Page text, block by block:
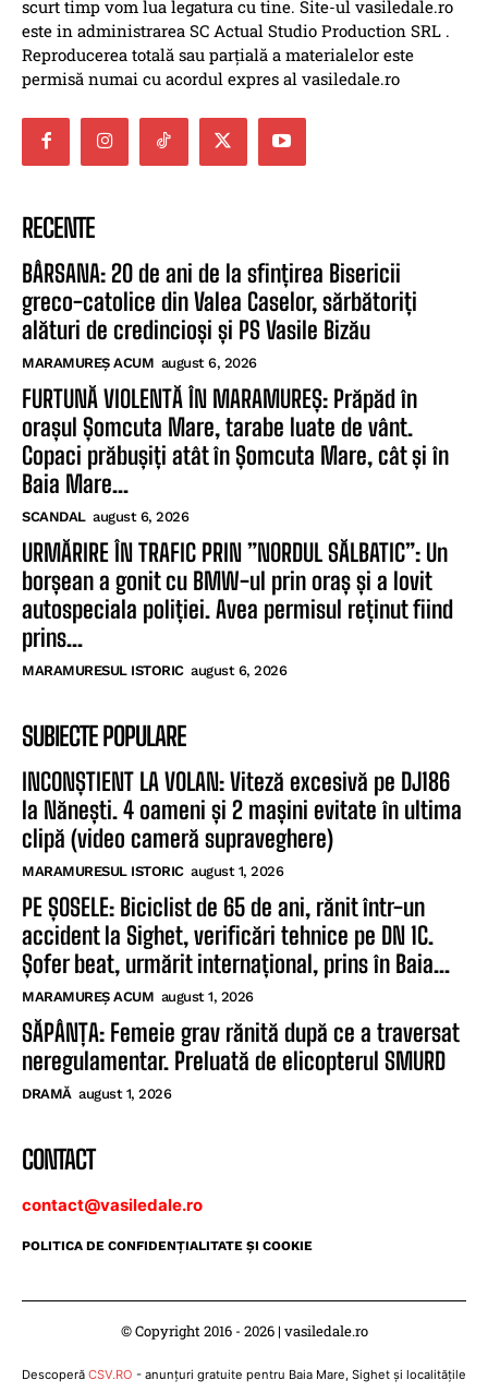
scurt timp vom lua legatura cu tine. Site-ul vasiledale.ro
este in administrarea SC Actual Studio Production SRL .
Reproducerea totală sau parțială a materialelor este
permisă numai cu acordul expres al vasiledale.ro
RECENTE
BÂRSANA: 20 de ani de la sfințirea Bisericii
greco-catolice din Valea Caselor, sărbătoriți
alături de credincioși și PS Vasile Bizău
MARAMUREȘ ACUM august 6, 2026
FURTUNĂ VIOLENTĂ ÎN MARAMUREȘ: Prăpăd în
orașul Șomcuta Mare, tarabe luate de vânt.
Copaci prăbușiți atât în Șomcuta Mare, cât și în
Baia Mare...
SCANDAL august 6, 2026
URMĂRIRE ÎN TRAFIC PRIN ”NORDUL SĂLBATIC”: Un
borșean a gonit cu BMW-ul prin oraș și a lovit
autospeciala poliției. Avea permisul reținut fiind
prins...
MARAMURESUL ISTORIC august 6, 2026
SUBIECTE POPULARE
INCONȘTIENT LA VOLAN: Viteză excesivă pe DJ186
la Nănești. 4 oameni și 2 mașini evitate în ultima
clipă (video cameră supraveghere)
MARAMURESUL ISTORIC august 1, 2026
PE ȘOSELE: Biciclist de 65 de ani, rănit într-un
accident la Sighet, verificări tehnice pe DN 1C.
Șofer beat, urmărit internațional, prins în Baia...
MARAMUREȘ ACUM august 1, 2026
SĂPÂNȚA: Femeie grav rănită după ce a traversat
neregulamentar. Preluată de elicopterul SMURD
DRAMĂ august 1, 2026
CONTACT
contact@vasiledale.ro
POLITICA DE CONFIDENŢIALITATE ŞI COOKIE
© Copyright 2016 - 2026 | vasiledale.ro
Descoperă CSV.RO - anunțuri gratuite pentru Baia Mare, Sighet și localitățile